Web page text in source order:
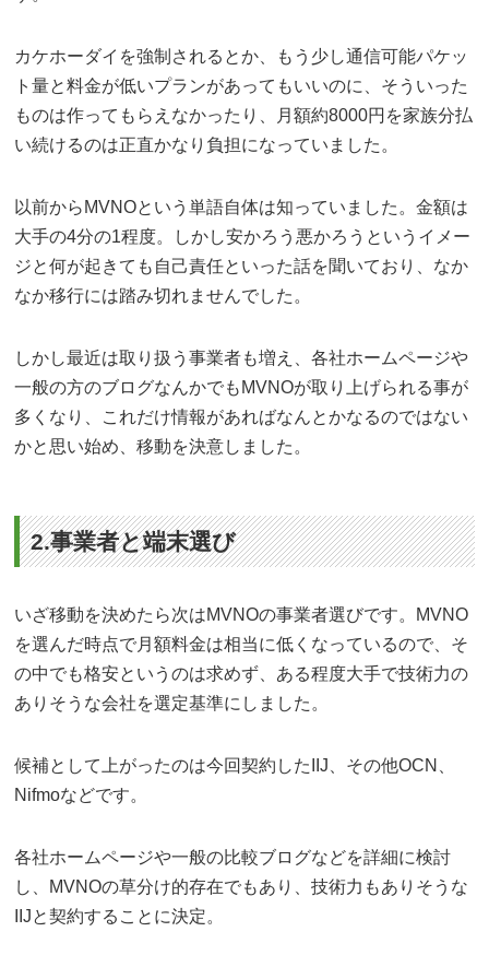
カケホーダイを強制されるとか、もう少し通信可能パケッ
ト量と料金が低いプランがあってもいいのに、そういった
ものは作ってもらえなかったり、月額約8000円を家族分払
い続けるのは正直かなり負担になっていました。
以前からMVNOという単語自体は知っていました。金額は
大手の4分の1程度。しかし安かろう悪かろうというイメー
ジと何が起きても自己責任といった話を聞いており、なか
なか移行には踏み切れませんでした。
しかし最近は取り扱う事業者も増え、各社ホームページや
一般の方のブログなんかでもMVNOが取り上げられる事が
多くなり、これだけ情報があればなんとかなるのではない
かと思い始め、移動を決意しました。
2.事業者と端末選び
いざ移動を決めたら次はMVNOの事業者選びです。MVNO
を選んだ時点で月額料金は相当に低くなっているので、そ
の中でも格安というのは求めず、ある程度大手で技術力の
ありそうな会社を選定基準にしました。
候補として上がったのは今回契約したIIJ、その他OCN、
Nifmoなどです。
各社ホームページや一般の比較ブログなどを詳細に検討
し、MVNOの草分け的存在でもあり、技術力もありそうな
IIJと契約することに決定。